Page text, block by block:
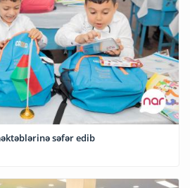
səfər edib